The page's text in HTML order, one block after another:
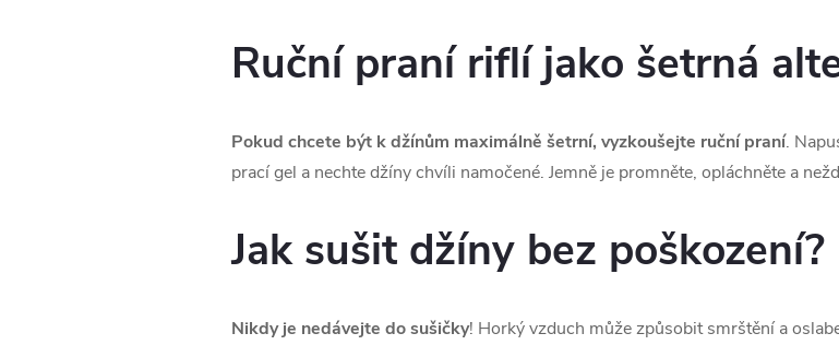
Ruční praní riflí jako šetrná
Pokud chcete být k džínům maximálně šetrní, vyzkoušejte ruční praní.
prací gel a nechte džíny chvíli namočené. Jemně je promněte, opláchněte a
Jak sušit džíny bez poškození?
Nikdy je nedávejte do sušičky! Horký vzduch může způsobit smrštění a